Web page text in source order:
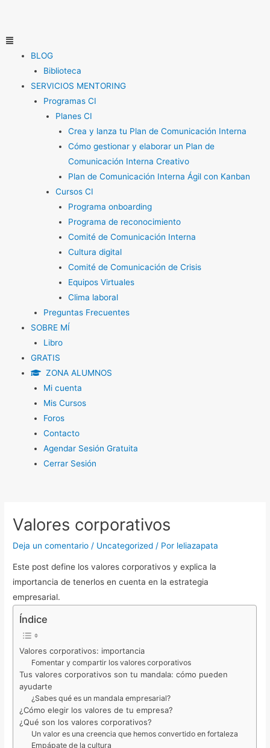
contenido
Menú
BLOG
Biblioteca
SERVICIOS MENTORING
Programas CI
Planes CI
Crea y lanza tu Plan de Comunicación Interna
Cómo gestionar y elaborar un Plan de
Comunicación Interna Creativo
Plan de Comunicación Interna Ágil con Kanban
Cursos CI
Programa onboarding
Programa de reconocimiento
Comité de Comunicación Interna
Cultura digital
Comité de Comunicación de Crisis
Equipos Virtuales
Clima laboral
Preguntas Frecuentes
SOBRE MÍ
Libro
GRATIS
ZONA ALUMNOS
Mi cuenta
Mis Cursos
Foros
Contacto
Agendar Sesión Gratuita
Cerrar Sesión
Valores corporativos
Deja un comentario / Uncategorized / Por leliazapata
Este post define los valores corporativos y explica la
importancia de tenerlos en cuenta en la estrategia
empresarial.
Índice
Valores corporativos: importancia
Fomentar y compartir los valores corporativos
Tus valores corporativos son tu mandala: cómo pueden
ayudarte
¿Sabes qué es un mandala empresarial?
¿Cómo elegir los valores de tu empresa?
¿Qué son los valores corporativos?
Un valor es una creencia que hemos convertido en fortaleza
Empápate de la cultura
entradas